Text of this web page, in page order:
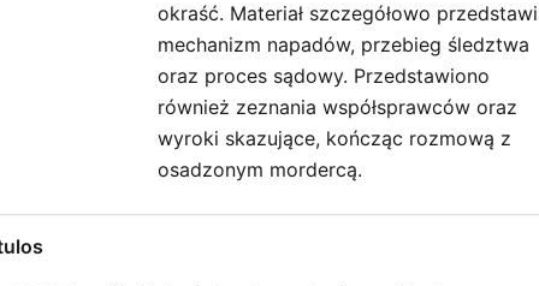
okraść. Materiał szczegółowo
mechanizm napadów, przebieg śledztwa
oraz proces sądowy. Przedstawiono
również zeznania współsprawców oraz
wyroki skazujące, kończąc rozmową z
osadzonym mordercą.